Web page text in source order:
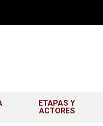
ETAPAS Y
ACTORES